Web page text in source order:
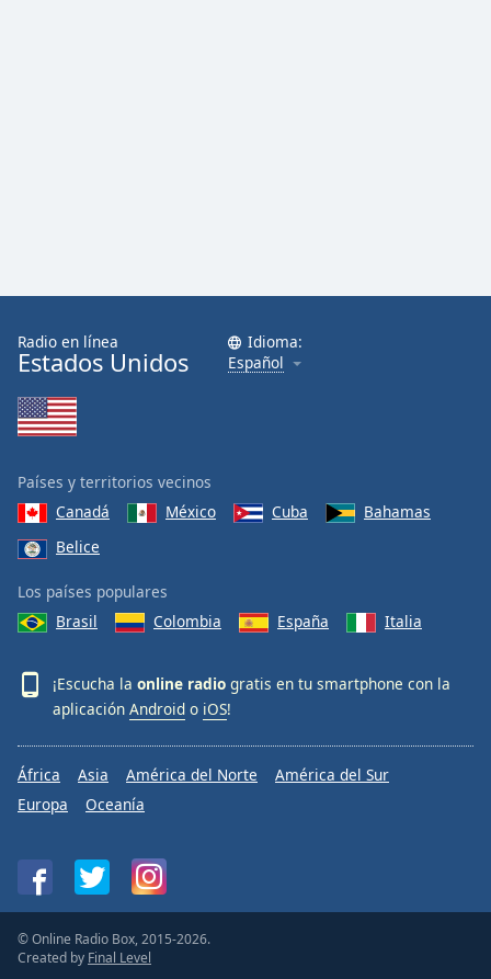
Radio en línea
Estados Unidos
Idioma:
Español
Países y territorios vecinos
Canadá
México Cuba
Bahamas
Belice
Los países populares
Brasil
Colombia España Italia
¡Escucha la online radio gratis en tu smartphone con la
aplicación Android o iOS!
África Asia América del Norte
América del Sur
Europa
Oceanía
© Online Radio Box, 2015-2026.
Created by Final Level